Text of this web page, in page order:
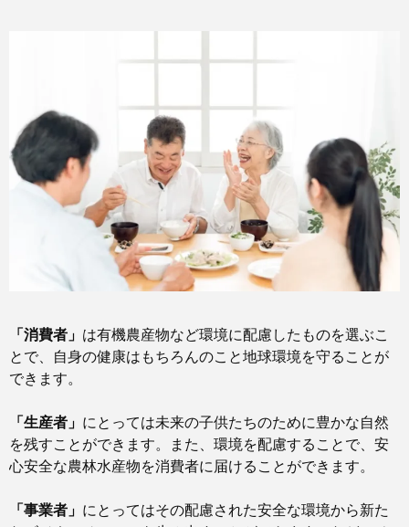
「消費者」 は有機農産物など環境に配慮したものを選ぶこ
とで、自身の健康はもちろんのこと地球環境を守ることが
できます。
「生産者」 にとっては未来の子供たちのために豊かな自然
を残すことができます。また、環境を配慮することで、安
心安全な農林水産物を消費者に届けることができます。
「事業者」 にとってはその配慮された安全な環境から新た